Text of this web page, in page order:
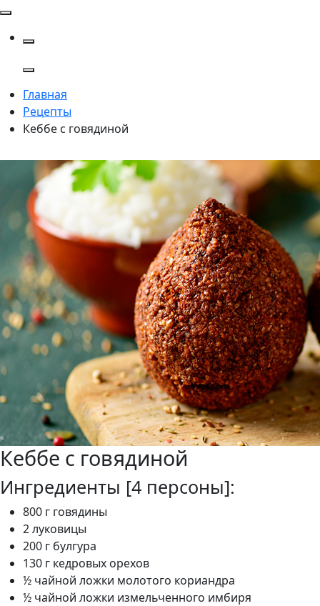
Главная
Рецепты
Кеббе с говядиной
Кеббе с говядиной
Ингредиенты [4 персоны]:
800 г говядины
2 луковицы
200 г булгура
130 г кедровых орехов
½ чайной ложки молотого кориандра
½ чайной ложки измельченного имбиря